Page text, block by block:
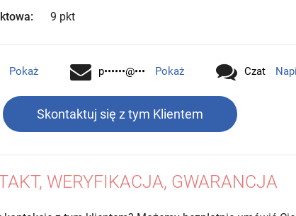
9 pkt
Pokaż p••••••@••• Pokaż Czat
Skontaktuj się z tym Klientem
WERYFIKACJA, GWARANCJA